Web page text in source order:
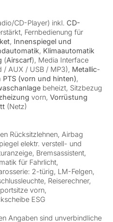
CD-Player) inkl. CD-
Fernbedienung für
, Innenspiegel und
, Klimaautomatik
(Airscarf), Media Interface
/ AUX / USB / MP3), Metallic-
PTS (vorn und hinten),
beheizt, Sitzbezug
vorn, Vorrüstung
(Netz)
Rücksitzlehnen, Airbag
elektr. verstell- und
Bremsassistent,
für Fahrlicht,
2-türig, LM-Felgen,
Reiserechner,
vorn,
ESG
Angaben sind unverbindliche